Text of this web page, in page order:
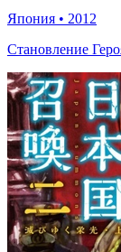
Япония • 2012
Становление